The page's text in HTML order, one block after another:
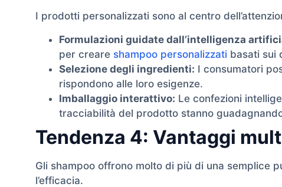
I prodotti personalizzati sono al centro
Formulazioni guidate dall’intelligenza
per creare shampoo personalizzati basati sui
Selezione degli ingredienti: I consumatori
rispondono alle loro esigenze.
Imballaggio interattivo: Le confezioni
tracciabilità del prodotto stanno
Tendenza 4: Vantaggi
Gli shampoo offrono molto di più di una semplice
l’efficacia.